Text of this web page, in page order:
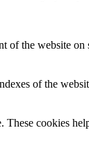
the website
of the
cookies